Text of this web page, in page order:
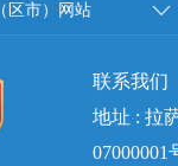
区市）网站
联系我们
地址 : 拉
07000001